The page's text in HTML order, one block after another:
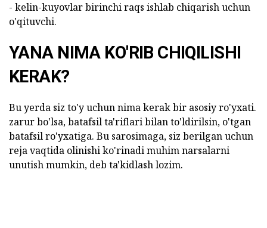
- kelin-kuyovlar birinchi raqs ishlab chiqarish uchun
o'qituvchi.
YANA NIMA KO'RIB CHIQILISHI
KERAK?
Bu yerda siz to'y uchun nima kerak bir asosiy ro'yxati.
zarur bo'lsa, batafsil ta'riflari bilan to'ldirilsin, o'tgan
batafsil ro'yxatiga. Bu sarosimaga, siz berilgan uchun
reja vaqtida olinishi ko'rinadi muhim narsalarni
unutish mumkin, deb ta'kidlash lozim.